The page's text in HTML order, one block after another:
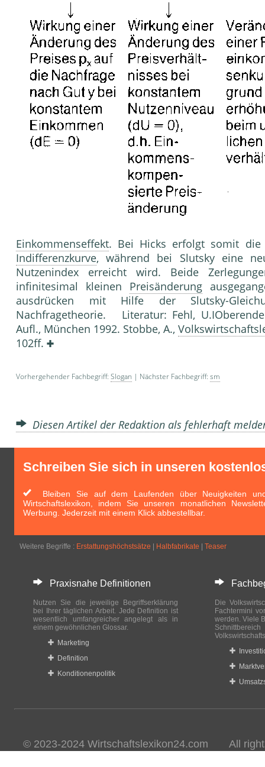
Einkommenseffekt. Bei Hicks erfolgt somit
Indifferenzkurve, während bei Slutsky eine
Nutzenindex erreicht wird. Beide
infinitesimal kleinen Preisänderung
ausdrücken mit Hilfe der Slutsky-
Nachfragetheorie. Literatur: Fehl,
Aufl., München 1992. Stobbe, A.,
102ff.
Vorhergehender Fachbegriff: Slogan | Nächster Fachbegriff: sm
Diesen Artikel der Redaktion als fehlerhaft
Schreiben Sie sich in unseren
Bleiben Sie auf dem Laufenden über Neuigkeiten
Wirtschaftslexikon, indem Sie unseren monatlichen
Werbung. Jederzeit mit einem Klick abbestellbar.
Weitere Begriffe : Erstattungshöchstsätze Halbfabrikate Teaser
Praxisnahe Definitionen
Nutzen Sie die jeweilige Begriffserklärung
bei Ihrer täglichen Arbeit. Jede Definition ist
wesentlich umfangreicher angelegt als in
einem gewöhnlichen Glossar.
Marketing
Definition
Konditionenpolitik
Die
Fachtermini
werden. Viele
© 2023-2024 Wirtschaftslexikon24.com All